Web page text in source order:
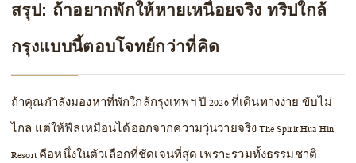
สรุป: ถ้าอยากพักให้หายเหนื่อยจริง ทริปใกล้
กรุงแบบนี้ตอบโจทย์กว่าที่คิด
ถ้าคุณกำลังมองหาที่พักใกล้กรุงเทพฯ ปี 2026 ที่เดินทางง่าย ขับไม่
ไกล แต่ให้ฟีลเหมือนได้ออกจากความวุ่นวายจริง The Spirit Hua Hin
Resort คือหนึ่งในตัวเลือกที่ชัดเจนที่สุด เพราะรวมทั้งธรรมชาติ